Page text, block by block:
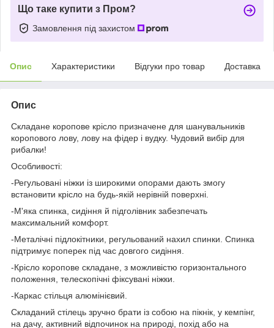
Що таке купити з Пром?
Замовлення під захистом
Опис Характеристики Відгуки про товар Доставка
Опис
Складане коропове крісло призначене для шанувальників
коропового лову, лову на фідер і вудку. Чудовий вибір для
рибалки!
Особливості:
-Регульовані ніжки із широкими опорами дають змогу
встановити крісло на будь-якій нерівній поверхні.
-М'яка спинка, сидіння й підголівник забезпечать
максимальний комфорт.
-Металічні підлокітники, регульований нахил спинки. Спинка
підтримує поперек під час довгого сидіння.
-Крісло коропове складане, з можливістю горизонтального
положення, телескопічні фіксувані ніжки.
-Каркас стільця алюмінієвий.
Складаний стілець зручно брати із собою на пікнік, у кемпінг,
на дачу, активний відпочинок на природі, похід або на